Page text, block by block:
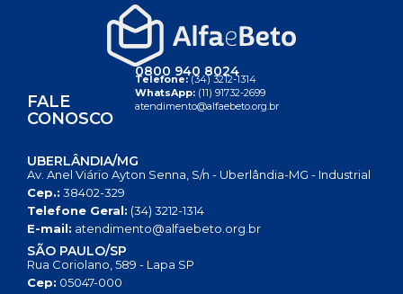
FALE
CONOSCO
0800 940 8024
Telefone:(34) 3212-1314
WhatsApp: (11) 91732-2699
atendimento@alfaebeto.org.br
UBERLÂNDIA/MG
Av. Anel Viário Ayton Senna, S/n - Uberlândia-MG - Industrial
Cep.: 38402-329
Telefone Geral: (34) 3212-1314
E-mail: atendimento@alfaebeto.org.br
SÃO PAULO/SP
Rua Coriolano, 589 - Lapa SP
Cep: 05047-000